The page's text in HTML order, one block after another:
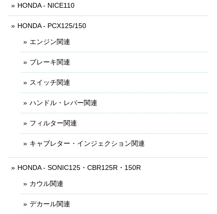
HONDA - NICE110
HONDA - PCX125/150
エンジン関連
ブレーキ関連
スイッチ関連
ハンドル・レバー関連
フィルター関連
キャブレター・インジェクション関連
HONDA - SONIC125・CBR125R・150R
カウル関連
デカール関連